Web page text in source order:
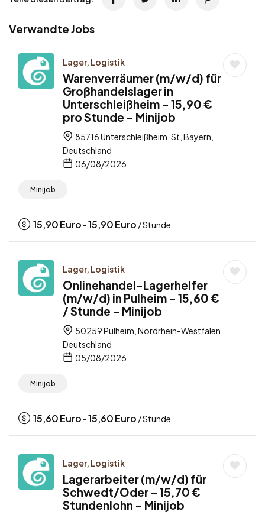
Verwandte Jobs
Lager, Logistik
Warenverräumer (m/w/d) für
Großhandelslager in
Unterschleißheim – 15,90 €
pro Stunde – Minijob
85716 Unterschleißheim, St, Bayern,
Deutschland
06/08/2026
Minijob
15,90Euro -15,90Euro / Stunde
Lager, Logistik
Onlinehandel-Lagerhelfer
(m/w/d) in Pulheim – 15,60 €
/ Stunde – Minijob
50259 Pulheim, Nordrhein-Westfalen,
Deutschland
05/08/2026
Minijob
15,60Euro -15,60Euro / Stunde
Lager, Logistik
Lagerarbeiter (m/w/d) für
Schwedt/Oder – 15,70 €
Stundenlohn – Minijob